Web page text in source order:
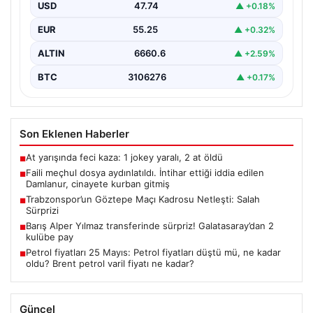
{“title”: “Faili meçhul dosyada yeni gelişmeler:
Başkale…
USD 47.74 ▲ +0.18%
EUR 55.25 ▲ +0.32%
ALTIN 6660.6 ▲ +2.59%
BTC 3106276 ▲ +0.17%
Son Eklenen Haberler
■At yarışında feci kaza: 1 jokey yaralı, 2 at öldü
■Faili meçhul dosya aydınlatıldı. İntihar ettiği iddia edilen
Damlanur, cinayete kurban gitmiş
■Trabzonspor’un Göztepe Maçı Kadrosu Netleşti: Salah
Sürprizi
■Barış Alper Yılmaz transferinde sürpriz! Galatasaray’dan 2
kulübe pay
■Petrol fiyatları 25 Mayıs: Petrol fiyatları düştü mü, ne kadar
oldu? Brent petrol varil fiyatı ne kadar?
Güncel